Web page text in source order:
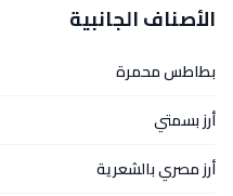
الأصناف الجانبية
بطاطس محمرة
أرز بسمتي
أرز مصري بالشعرية